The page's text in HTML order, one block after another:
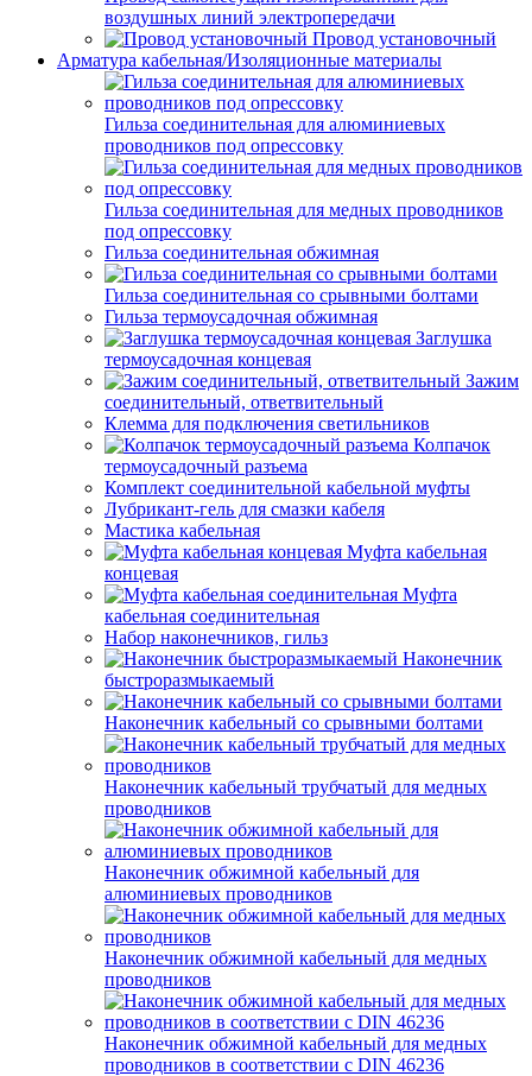
воздушных линий электропередачи
Провод установочный
Арматура кабельная/Изоляционные материалы
Гильза соединительная для алюминиевых
проводников под опрессовку
Гильза соединительная для медных проводников
под опрессовку
Гильза соединительная обжимная
Гильза соединительная со срывными болтами
Гильза термоусадочная обжимная
Заглушка
термоусадочная концевая
Зажим
соединительный, ответвительный
Клемма для подключения светильников
Колпачок
термоусадочный разъема
Комплект соединительной кабельной муфты
Лубрикант-гель для смазки кабеля
Мастика кабельная
Муфта кабельная
концевая
Муфта
кабельная соединительная
Набор наконечников, гильз
Наконечник
быстроразмыкаемый
Наконечник кабельный со срывными болтами
Наконечник кабельный трубчатый для медных
проводников
Наконечник обжимной кабельный для
алюминиевых проводников
Наконечник обжимной кабельный для медных
проводников
Наконечник обжимной кабельный для медных
проводников в соответствии с DIN 46236